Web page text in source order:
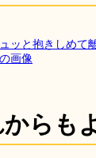
ッと抱きしめて
画像
らも